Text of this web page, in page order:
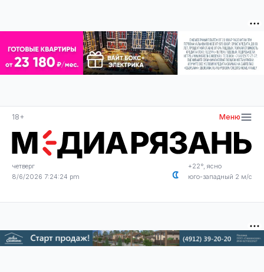
18+ Меню
четверг
8/6/2026 7:24:24 pm
+22°, ясно
юго-западный 2 м/с